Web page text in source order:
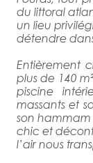
du littoral
un lieu
détendre
Entièrement
plus de 140
piscine
massants et
son hammam
chic et
l’air nous